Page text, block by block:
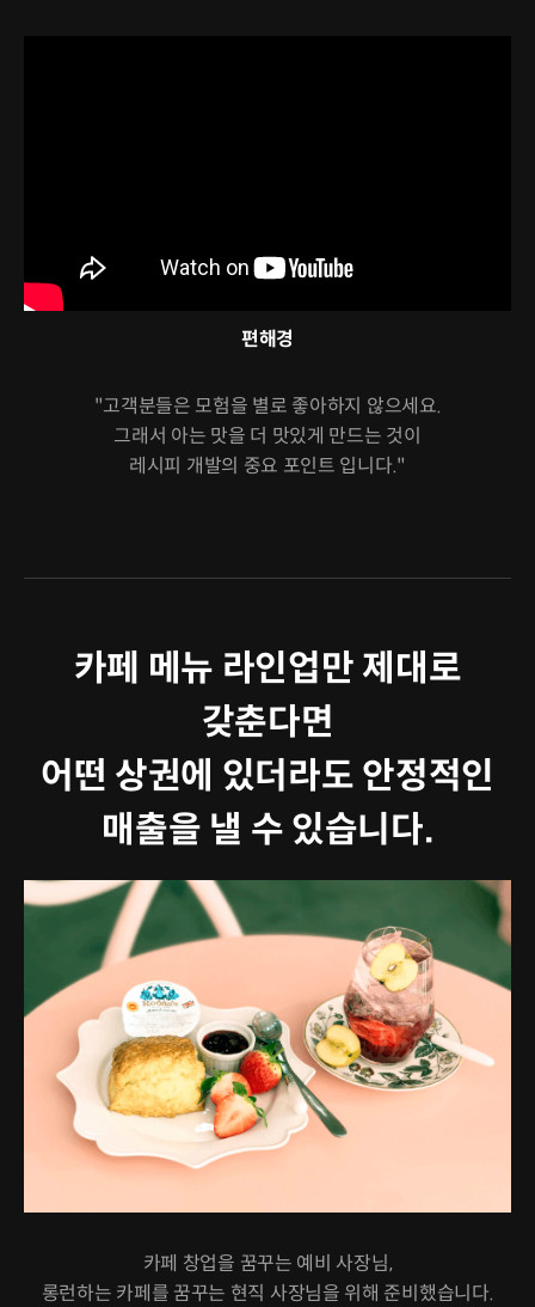
편해경
"고객분들은 모험을 별로 좋아하지 않으세요.
그래서 아는 맛을 더 맛있게 만드는 것이
레시피 개발의 중요 포인트 입니다."
카페 메뉴 라인업만 제대로
갖춘다면
어떤 상권에 있더라도 안정적인
매출을 낼 수 있습니다.
카페 창업을 꿈꾸는 예비 사장님,
롱런하는 카페를 꿈꾸는 현직 사장님을 위해 준비했습니다.